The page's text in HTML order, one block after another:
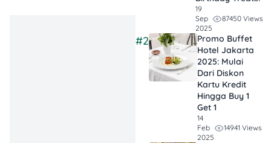
19
Sep
2025
87450 Views
#2
Promo Buffet
Hotel Jakarta
2025: Mulai
Dari Diskon
Kartu Kredit
Hingga Buy 1
Get 1
14
Feb
2025
14941 Views